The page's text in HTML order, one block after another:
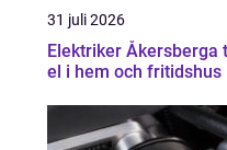
31 juli 2026
Elektriker Åkersberga trygg
el i hem och fritidshus